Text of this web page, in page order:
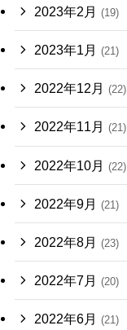
2023年2月 (19)
2023年1月 (21)
2022年12月 (22)
2022年11月 (21)
2022年10月 (22)
2022年9月 (21)
2022年8月 (23)
2022年7月 (20)
2022年6月 (21)